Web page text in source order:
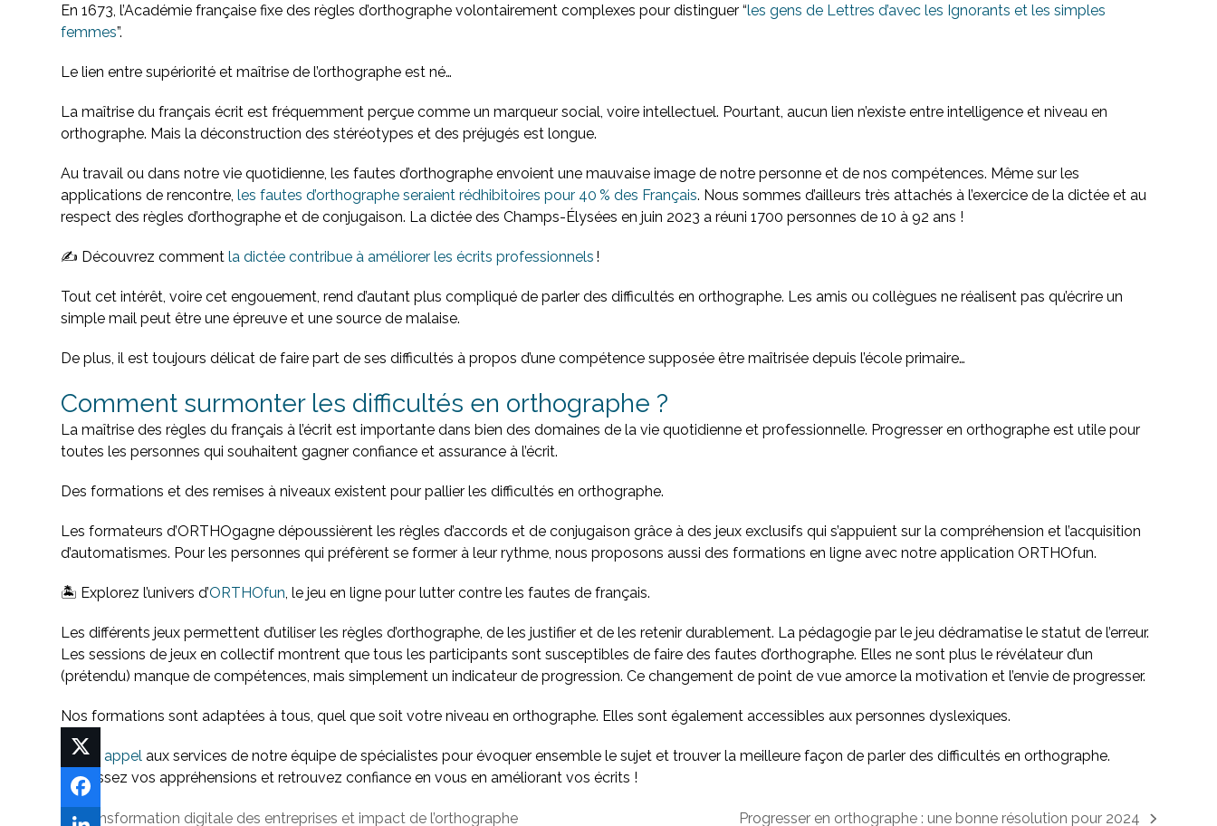
En 1673, l’Académie française fixe des règles d’orthographe volontairement complexes pour distinguer “les gens de Lettres d’avec les Ignorants et les simples
femmes”.
Le lien entre supériorité et maîtrise de l’orthographe est né…
La maîtrise du français écrit est fréquemment perçue comme un marqueur social, voire intellectuel. Pourtant, aucun lien n’existe entre intelligence et niveau en
orthographe. Mais la déconstruction des stéréotypes et des préjugés est longue.
Au travail ou dans notre vie quotidienne, les fautes d’orthographe envoient une mauvaise image de notre personne et de nos compétences. Même sur les
applications de rencontre,les fautes d’orthographe seraient rédhibitoires pour 40 % des Français. Nous sommes d’ailleurs très attachés à l’exercice de la dictée et au
respect des règles d’orthographe et de conjugaison. La dictée des Champs-Élysées en juin 2023 a réuni 1700 personnes de 10 à 92 ans !
✍️ Découvrez commentla dictée contribue à améliorer les écrits professionnels !
Tout cet intérêt, voire cet engouement, rend d’autant plus compliqué de parler des difficultés en orthographe. Les amis ou collègues ne réalisent pas qu’écrire un
simple mail peut être une épreuve et une source de malaise.
De plus, il est toujours délicat de faire part de ses difficultés à propos d’une compétence supposée être maîtrisée depuis l’école primaire…
Comment surmonter les difficultés en orthographe ?
La maîtrise des règles du français à l’écrit est importante dans bien des domaines de la vie quotidienne et professionnelle. Progresser en orthographe est utile pour
toutes les personnes qui souhaitent gagner confiance et assurance à l’écrit.
Des formations et des remises à niveaux existent pour pallier les difficultés en orthographe.
Les formateurs d’ORTHOgagne dépoussièrent les règles d’accords et de conjugaison grâce à des jeux exclusifs qui s’appuient sur la compréhension et l’acquisition
d’automatismes. Pour les personnes qui préfèrent se former à leur rythme, nous proposons aussi des formations en ligne avec notre application ORTHOfun.
🏝️ Explorez l’univers d’ORTHOfun, le jeu en ligne pour lutter contre les fautes de français.
Les différents jeux permettent d’utiliser les règles d’orthographe, de les justifier et de les retenir durablement. La pédagogie par le jeu dédramatise le statut de l’erreur.
Les sessions de jeux en collectif montrent que tous les participants sont susceptibles de faire des fautes d’orthographe. Elles ne sont plus le révélateur d’un
(prétendu) manque de compétences, mais simplement un indicateur de progression. Ce changement de point de vue amorce la motivation et l’envie de progresser.
Nos formations sont adaptées à tous, quel que soit votre niveau en orthographe. Elles sont également accessibles aux personnes dyslexiques.
Faites appel aux services de notre équipe de spécialistes pour évoquer ensemble le sujet et trouver la meilleure façon de parler des difficultés en orthographe.
Dépassez vos appréhensions et retrouvez confiance en vous en améliorant vos écrits !
Transformation digitale des entreprises et impact de l’orthographe Progresser en orthographe : une bonne résolution pour 2024